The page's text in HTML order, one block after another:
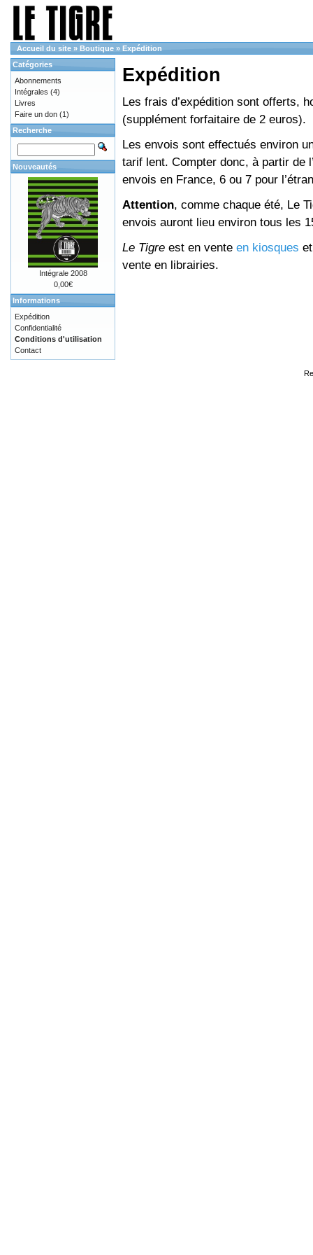
Accueil du site » Boutique » Expédition
Expédition
Les frais d’expédition sont offerts,
(supplément forfaitaire de 2 euros).
Les envois sont effectués environ
tarif lent. Compter donc, à partir de
envois en France, 6 ou 7 pour
Attention, comme chaque été, Le
envois auront lieu environ tous les
Le Tigre est en vente en kiosques
vente en librairies.
Catégories
Abonnements
Intégrales (4)
Livres
Faire un don (1)
Recherche
Nouveautés
Intégrale 2008
0,00€
Informations
Expédition
Confidentialité
Conditions d'utilisation
Contact